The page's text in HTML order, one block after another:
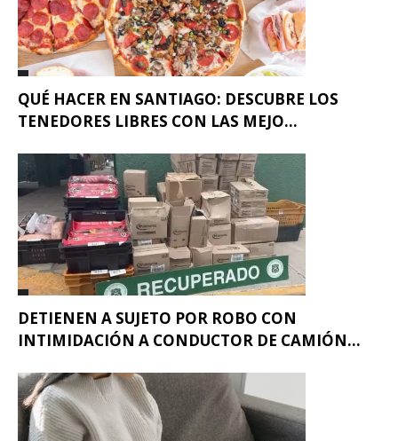
QUÉ HACER EN SANTIAGO: DESCUBRE LOS
TENEDORES LIBRES CON LAS MEJO...
DETIENEN A SUJETO POR ROBO CON
INTIMIDACIÓN A CONDUCTOR DE CAMIÓN...